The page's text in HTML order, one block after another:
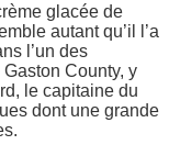
glacée de
autant qu’il l’a
l’un des
County, y
le capitaine du
dont une grande